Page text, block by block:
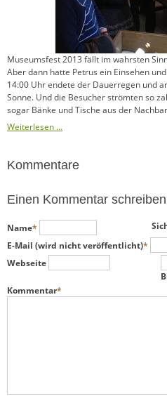
Museumsfest 2013 fällt im wahrsten
Aber dann hatte Petrus ein Einsehen
14:00 Uhr endete der Dauerregen und
Sonne. Und die Besucher strömten so
sogar Bänke und Tische aus der
Weiterlesen …
Kommentare
Einen Kommentar schreiben
Pflichtfeld
Name*
Pflichtfeld
E-Mail (wird nicht veröffentlicht)*
Webseite
Pflichtfeld
Kommentar*